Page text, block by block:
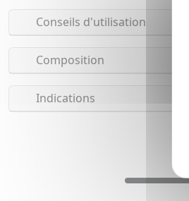
Conseils d'utilisation
Composition
Indications